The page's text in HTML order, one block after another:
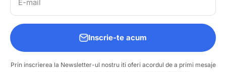
E-mail
Inscrie-te acum
Prin inscrierea la Newsletter-ul nostru iti oferi acordul de a primi mesaje